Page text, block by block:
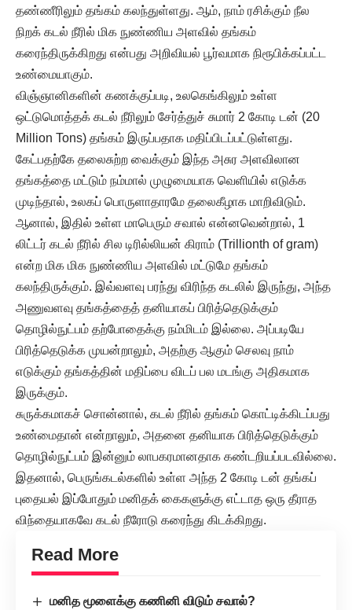
தண்ணீரிலும் தங்கம் கலந்துள்ளது. ஆம், நாம் ரசிக்கும் நீல
நிறக் கடல் நீரில் மிக நுண்ணிய அளவில் தங்கம்
கரைந்திருக்கிறது என்பது அறிவியல் பூர்வமாக நிரூபிக்கப்பட்ட
உண்மையாகும்.
விஞ்ஞானிகளின் கணக்குப்படி, உலகெங்கிலும் உள்ள
ஒட்டுமொத்தக் கடல் நீரிலும் சேர்த்துச் சுமார் 2 கோடி டன் (20
Million Tons) தங்கம் இருப்பதாக மதிப்பிடப்பட்டுள்ளது.
கேட்பதற்கே தலைசுற்ற வைக்கும் இந்த அசுர அளவிலான
தங்கத்தை மட்டும் நம்மால் முழுமையாக வெளியில் எடுக்க
முடிந்தால், உலகப் பொருளாதாரமே தலைகீழாக மாறிவிடும்.
ஆனால், இதில் உள்ள மாபெரும் சவால் என்னவென்றால், 1
லிட்டர் கடல் நீரில் சில டிரில்லியன் கிராம் (Trillionth of gram)
என்ற மிக மிக நுண்ணிய அளவில் மட்டுமே தங்கம்
கலந்திருக்கும். இவ்வளவு பரந்து விரிந்த கடலில் இருந்து, அந்த
அணுவளவு தங்கத்தைத் தனியாகப் பிரித்தெடுக்கும்
தொழில்நுட்பம் தற்போதைக்கு நம்மிடம் இல்லை. அப்படியே
பிரித்தெடுக்க முயன்றாலும், அதற்கு ஆகும் செலவு நாம்
எடுக்கும் தங்கத்தின் மதிப்பை விடப் பல மடங்கு அதிகமாக
இருக்கும்.
சுருக்கமாகச் சொன்னால், கடல் நீரில் தங்கம் கொட்டிக்கிடப்பது
உண்மைதான் என்றாலும், அதனை தனியாக பிரித்தெடுக்கும்
தொழில்நுட்பம் இன்னும் லாபகரமானதாக கண்டறியப்படவில்லை.
இதனால், பெருங்கடல்களில் உள்ள அந்த 2 கோடி டன் தங்கப்
புதையல் இப்போதும் மனிதக் கைகளுக்கு எட்டாத ஒரு தீராத
விந்தையாகவே கடல் நீரோடு கரைந்து கிடக்கிறது.
Read More
மனித மூளைக்கு கணினி விடும் சவால்?